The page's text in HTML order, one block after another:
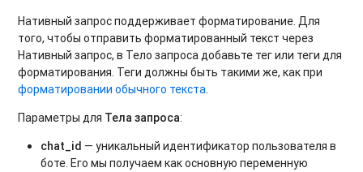
Нативный запрос поддерживает форматирование. Для
того, чтобы отправить форматированный текст через
Нативный запрос, в Тело запроса добавьте тег или теги для
форматирования. Теги должны быть такими же, как при
форматировании обычного текста.
Параметры для Тела запроса:
chat_id — уникальный идентификатор пользователя в
боте. Его мы получаем как основную переменную